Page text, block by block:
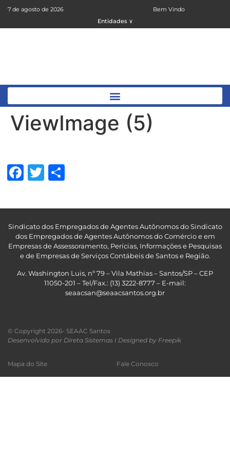
7 de agosto de 2026
Bem Vindo
Entidades ∨
ViewImage (5)
Facebook
Twitter
Sindicato dos Empregados de Agentes Autônomos do Sindicato
dos Empregados de Agentes Autônomos do Comércio e em
Empresas de Assessoramento, Perícias, Informações e Pesquisas
e de Empresas de Serviços Contábeis de Santos e Região.
Av. Washington Luis, nº 79 – Vila Mathias – Santos/SP – CEP
11050-201 – Tel/Fax.: (13) 3222-8777 – E-mail:
seaacsan@seaacsantos.org.br
© Copyright 2026- SEAAC Santos
Desenvolvido por Direta Sistemas I Designed by Freepik
Mapa do Site Fale Conosco